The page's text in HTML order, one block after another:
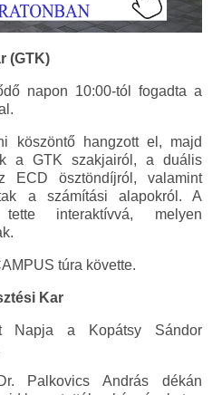
(GTK)
napon 10:00-tól fogadta a
köszöntő hangzott el, majd
a GTK szakjairól, a duális
ECD ösztöndíjról, valamint
a számítási alapokról. A
interaktívvá, melyen
túra követte.
Kar
Napja a Kopátsy Sándor
Palkovics András dékán